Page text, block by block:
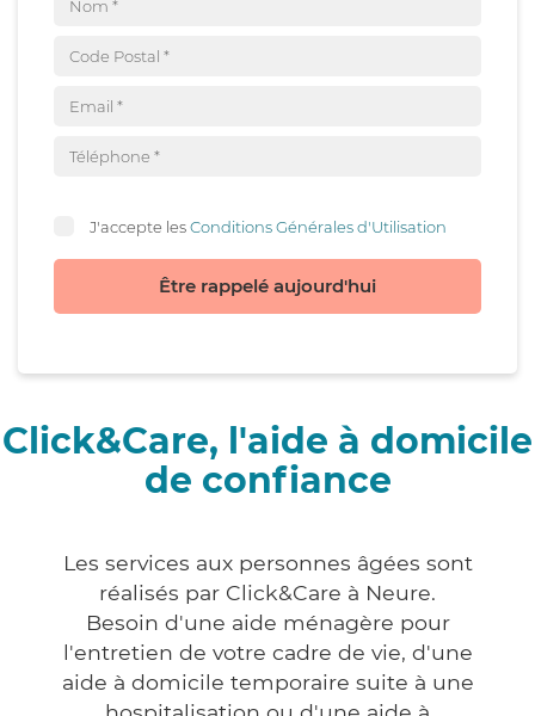
J'accepte lesConditions Générales d'Utilisation
Être rappelé aujourd'hui
Click&Care, l'aide à domicile
de confiance
Les services aux personnes âgées sont
réalisés par Click&Care à Neure.
Besoin d'une aide ménagère pour
l'entretien de votre cadre de vie, d'une
aide à domicile temporaire suite à une